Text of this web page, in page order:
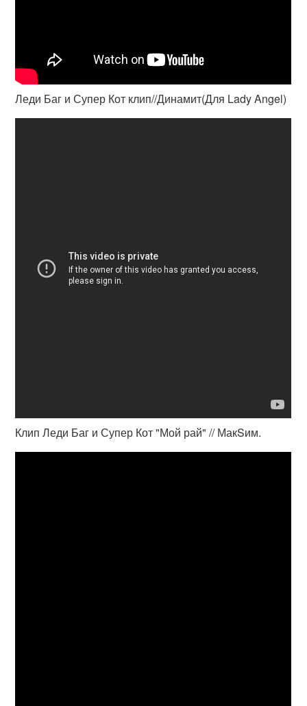
Леди Баг и Супер Кот клип//Динамит(Для Lady Angel)
Клип Леди Баг и Супер Кот "Мой рай" // МакSим.